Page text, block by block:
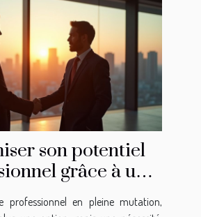
son potentiel
grâce à un
transition pro
professionnel en pleine mutation,